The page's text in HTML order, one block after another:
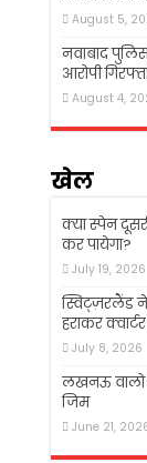
August 5,
नवाबाद
आरोपी
August 4,
खेल
क्या स्पेन
कर पायेगा?
July 19, 2026
स्विट्ज़रलैंड
हराकर
July 8, 2026
लखनऊ वालो
जिम
June 21,